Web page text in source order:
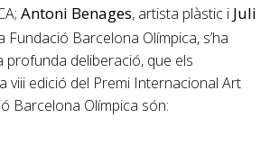
Antoni Benages, artista plàstic i Juli
Fundació Barcelona Olímpica, s’ha
profunda deliberació, que els
viii edició del Premi Internacional Art
Barcelona Olímpica són: